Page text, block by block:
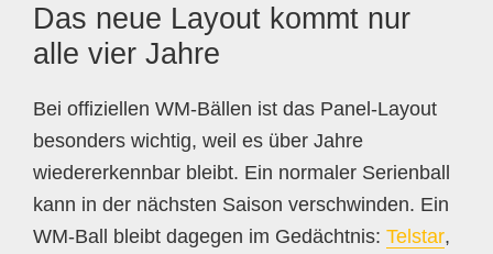
Das neue Layout kommt nur
alle vier Jahre
Bei offiziellen WM-Bällen ist das Panel-Layout
besonders wichtig, weil es über Jahre
wiedererkennbar bleibt. Ein normaler Serienball
kann in der nächsten Saison verschwinden. Ein
WM-Ball bleibt dagegen im Gedächtnis: Telstar,